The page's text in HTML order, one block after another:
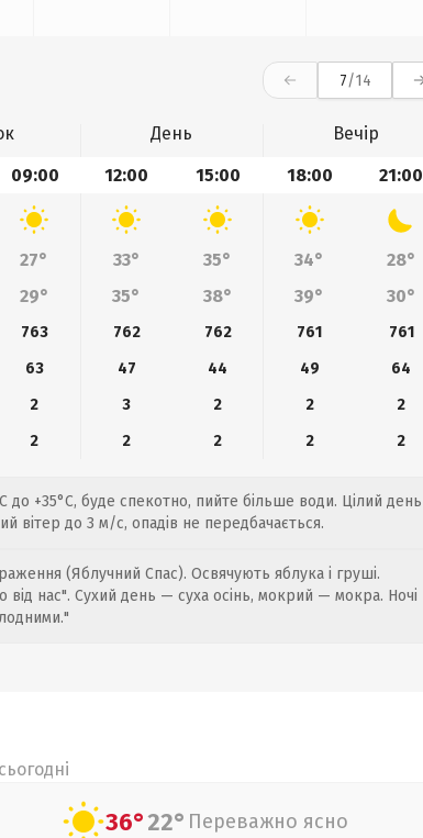
7/14
День
Вечір
09:00 12:00 15:00 18:00 21:00
27° 33° 35° 34°
28°
29° 35° 38° 39° 30°
763 762 762 761
761
63 47 44 49
64
2 3 2 2
2
2 2 2 2 2
до +35°C, буде спекотно, пийте більше води. Цілий день
вітер до 3 м/с, опадів не передбачається.
(Яблучний Спас). Освячують яблука і груші.
нас". Сухий день — суха осінь, мокрий — мокра. Ночі
36°22° Переважно ясно